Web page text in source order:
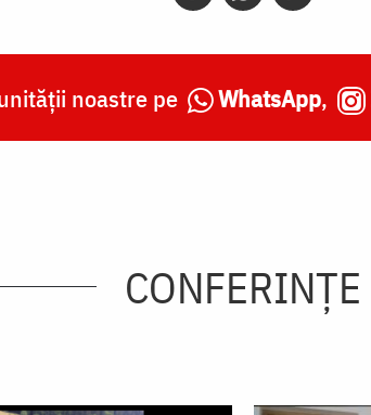
noastre pe WhatsApp,
CONFERINȚE